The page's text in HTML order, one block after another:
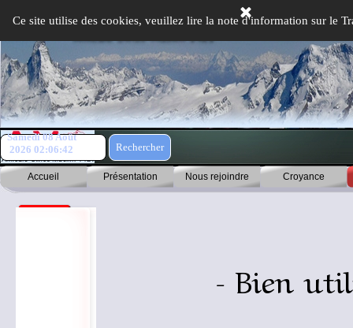
Ce site utilise des cookies, veuillez lire la note d'information sur le
Rechercher
Samedi 08 Août
2026 02:06:42
Accueil Présentation Nous rejoindre Croyance
- Bien